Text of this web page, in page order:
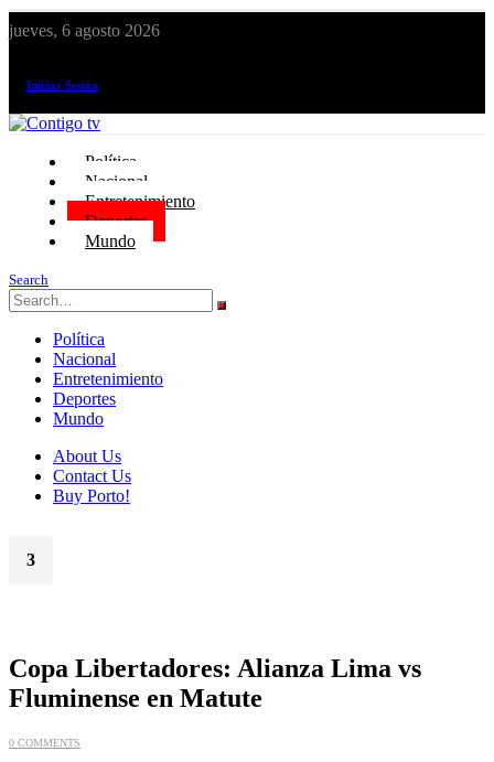
jueves, 6 agosto 2026
Iniciar Sesión
Política
Nacional
Entretenimiento
Deportes
Mundo
Search
Política
Nacional
Entretenimiento
Deportes
Mundo
About Us
Contact Us
Buy Porto!
3
Copa Libertadores: Alianza Lima vs
Fluminense en Matute
0 COMMENTS